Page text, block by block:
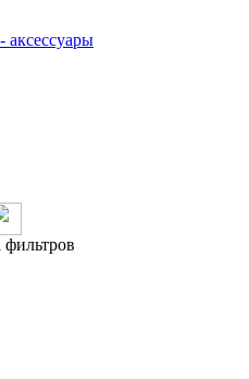
фильтров